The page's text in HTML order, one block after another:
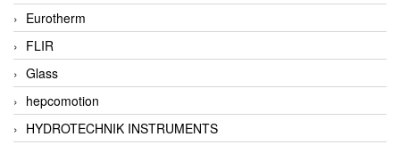
Eurotherm
FLIR
Glass
hepcomotion
HYDROTECHNIK INSTRUMENTS